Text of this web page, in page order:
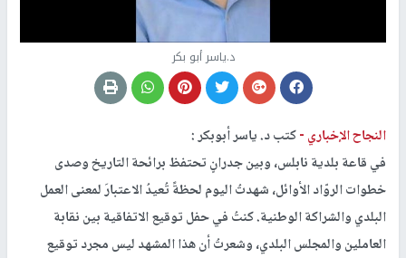
د.ياسر أبو بكر
النجاح الإخباري -كتب د. ياسر أبوبكر :
في قاعة بلدية نابلس، وبين جدرانٍ تحتفظ برائحة التاريخ وصدى
خطوات الروّاد الأوائل، شهدتُ اليوم لحظةً تُعيدُ الاعتبارَ لمعنى العمل
البلدي والشراكة الوطنية. كنتُ في حفل توقيع الاتفاقية بين نقابة
العاملين والمجلس البلدي، وشعرتُ أن هذا المشهد ليس مجرد توقيع